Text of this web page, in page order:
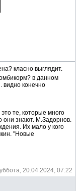
класно выглядит.
в данном
видно конечно
те, которые много
они знают. М.Задорнов.
Их мало у кого
"Новые
20.04.2024, 07:22